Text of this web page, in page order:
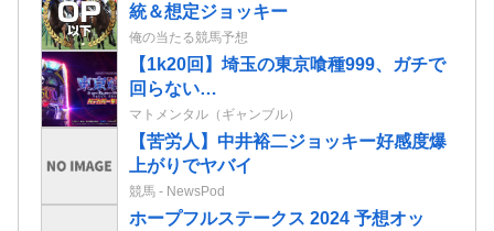
統＆想定ジョッキー
俺の当たる競馬予想
【1k20回】埼玉の東京喰種999、ガチで
回らない…
マトメンタル（ギャンブル）
【苦労人】中井裕二ジョッキー好感度爆
上がりでヤバイ
競馬 - NewsPod
ホープフルステークス 2024 予想オッ